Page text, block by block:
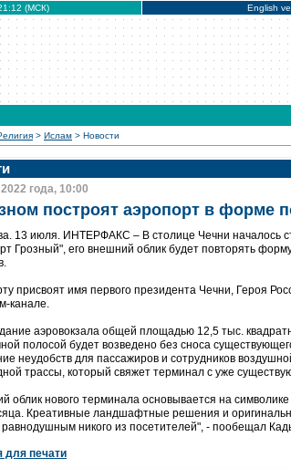
(МСК) English
> Ислам > Новости
года, 10:00
построят аэропорт в форме
13 июля. ИНТЕРФАКС – В столице Чечни началось
Грозный", его внешний облик будет повторять
присвоят имя первого президента Чечни, Героя
канале.
аэровокзала общей площадью 12,5 тыс.
полосой будет возведено без сноса
неудобств для пассажиров и сотрудников
трассы, который свяжет терминал с уже
облик нового терминала основывается на
Креативные ландшафтные решения и
равнодушным никого из посетителей", - пообещал
для печати